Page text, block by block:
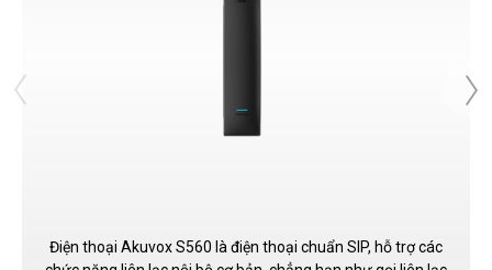
Điện thoại Akuvox S560 là điện thoại chuẩn SIP, hỗ trợ các